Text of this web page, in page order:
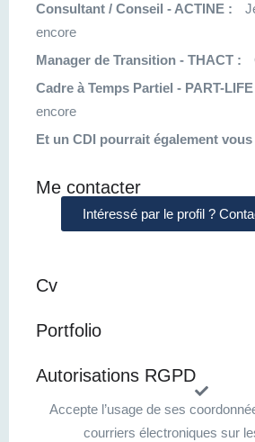
Consultant / Conseil - ACTINE :
encore
Manager de Transition - THACT :
Cadre à Temps Partiel - PART-
encore
Et un CDI pourrait également
Me contacter
Intéressé par le profil ?
Cv
Portfolio
Autorisations RGPD
Accepte l’usage de ses
courriers électroniques sur